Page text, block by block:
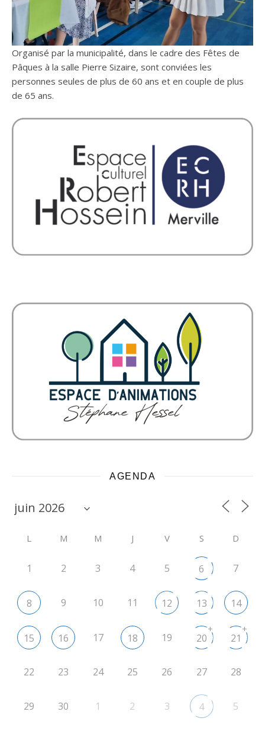
Organisé par la municipalité, dans le cadre des Fêtes de
Pâques à la salle Pierre Sizaire, sont conviées les
personnes seules de plus de 60 ans et en couple de plus
de 65 ans.
AGENDA
L M M J V S D
1 2 3 4 5 6 7
8 9 10 11 12 13 14
15 16 17 18 19 20
+
21
+
22 23 24 25 26 27 28
29 30 1 2 3 4 5